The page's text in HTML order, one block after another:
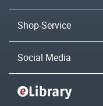
Shop-Service
Social Media